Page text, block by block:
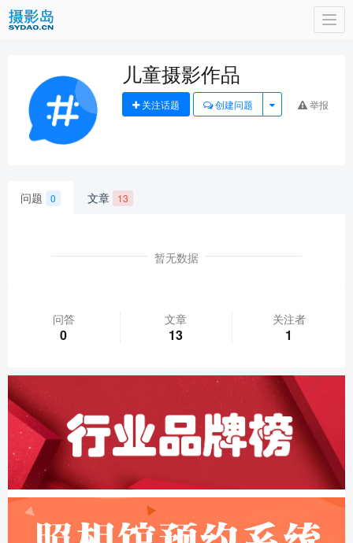
儿童摄影作品
关注话题 创建问题 举报
问题 0 文章 13
暂无数据
问答
0
文章
13
关注者
1